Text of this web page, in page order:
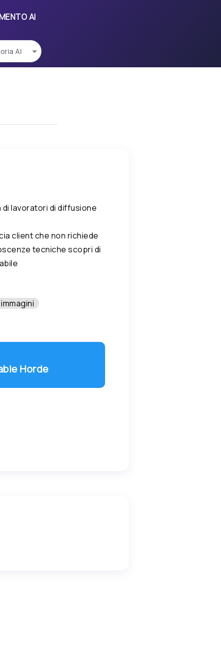
AI
lavoratori di diffusione
client che non richiede
tecniche scopri di
Horde